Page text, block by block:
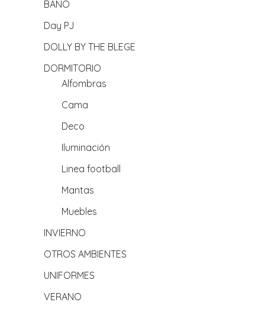
BAÑO
Day PJ
DOLLY BY THE BLEGE
DORMITORIO
Alfombras
Cama
Deco
Iluminación
Linea football
Mantas
Muebles
INVIERNO
OTROS AMBIENTES
UNIFORMES
VERANO